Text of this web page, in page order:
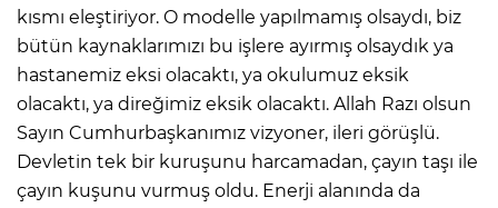
kısmı eleştiriyor. O modelle yapılmamış olsaydı, biz
bütün kaynaklarımızı bu işlere ayırmış olsaydık ya
hastanemiz eksi olacaktı, ya okulumuz eksik
olacaktı, ya direğimiz eksik olacaktı. Allah Razı olsun
Sayın Cumhurbaşkanımız vizyoner, ileri görüşlü.
Devletin tek bir kuruşunu harcamadan, çayın taşı ile
çayın kuşunu vurmuş oldu. Enerji alanında da